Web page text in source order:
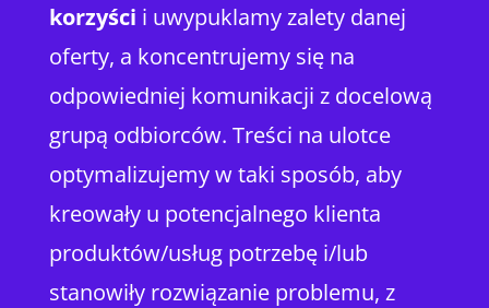
korzyści i uwypuklamy zalety danej
oferty, a koncentrujemy się na
odpowiedniej komunikacji z docelową
grupą odbiorców. Treści na ulotce
optymalizujemy w taki sposób, aby
kreowały u potencjalnego klienta
produktów/usług potrzebę i/lub
stanowiły rozwiązanie problemu, z